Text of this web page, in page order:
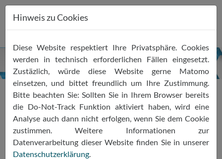
Inhalt
springen
SRIW Joins Key Discussions
on International AI
Governance with BMDV
Hinweis zu Cookies
Diese Website respektiert Ihre Privatsphäre. Cookies
werden in technisch erforderlichen Fällen eingesetzt.
Zustäzlich, würde diese Website gerne Matomo
einsetzen, und bittet freundlich um Ihre Zustimmung.
Bitte beachten Sie: Sollten Sie in Ihrem Browser bereits
die Do-Not-Track Funktion aktiviert haben, wird eine
Analyse auch dann nicht erfolgen, wenn Sie dem Cookie
zustimmen. Weitere Informationen zur
Datenverarbeitung dieser Website finden Sie in unserer
Datenschutzerklärung.